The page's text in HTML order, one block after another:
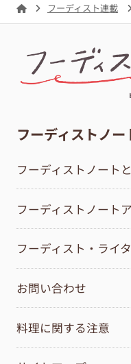
フーディスト連載
フーディストノー
フーディストノート
フーディストノート
フーディスト・ライ
お問い合わせ
料理に関する注意